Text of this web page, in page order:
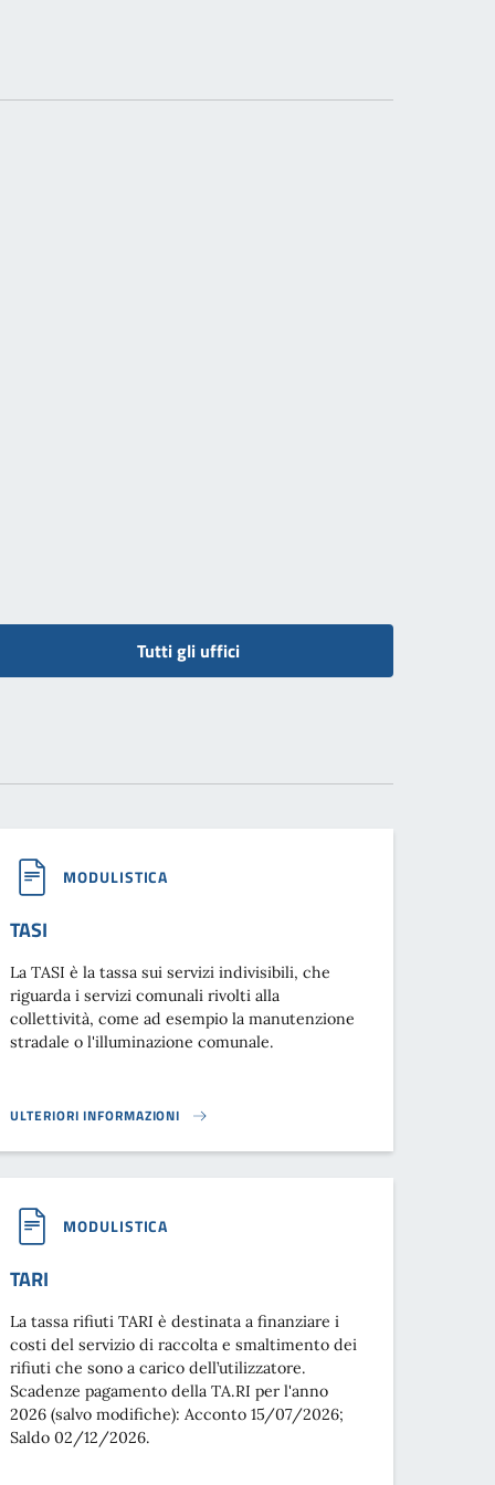
Tutti gli uffici
MODULISTICA
TASI
La TASI è la tassa sui servizi indivisibili, che
riguarda i servizi comunali rivolti alla
collettività, come ad esempio la manutenzione
stradale o l'illuminazione comunale.
ULTERIORI INFORMAZIONI
TASI}
MODULISTICA
TARI
La tassa rifiuti TARI è destinata a finanziare i
costi del servizio di raccolta e smaltimento dei
rifiuti che sono a carico dell’utilizzatore.
Scadenze pagamento della TA.RI per l'anno
2026 (salvo modifiche): Acconto 15/07/2026;
Saldo 02/12/2026.